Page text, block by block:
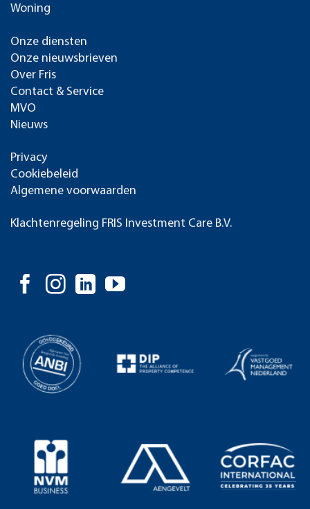
Woning
Onze diensten
Onze nieuwsbrieven
Over Fris
Contact & Service
MVO
Nieuws
Privacy
Cookiebeleid
Algemene voorwaarden
Klachtenregeling FRIS Investment Care B.V.